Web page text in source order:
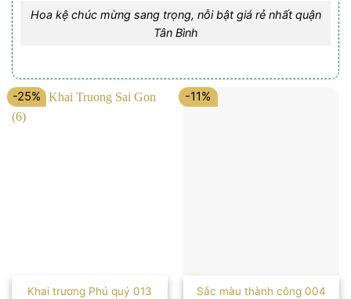
Hoa kệ chúc mừng sang trọng, nỗi bật giá rẻ nhất quận
Tân Bình
-25%
Khai trương Phú quý 013
-11%
Sắc màu thành công 004